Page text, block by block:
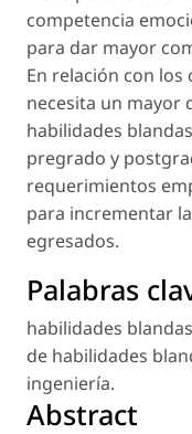
competencia
para dar mayor
En relación con los
necesita un mayor
habilidades
pregrado y
requerimientos
para incrementar
egresados.
Palabras
habilidades blandas
de habilidades
ingeniería.
Abstract